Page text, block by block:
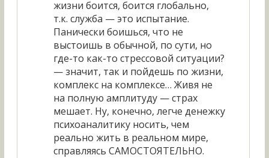
жизни боится, боится глобально,
т.к. служба — это испытание.
Панически боишься, что не
выстоишь в обычной, по сути, но
где-то как-то стрессовой ситуации?
— значит, так и пойдешь по жизни,
комплекс на комплексе… Живя не
на полную амплитуду — страх
мешает. Ну, конечно, легче денежку
психоаналитику носить, чем
реально жить в реальном мире,
справляясь САМОСТОЯТЕЛЬНО.